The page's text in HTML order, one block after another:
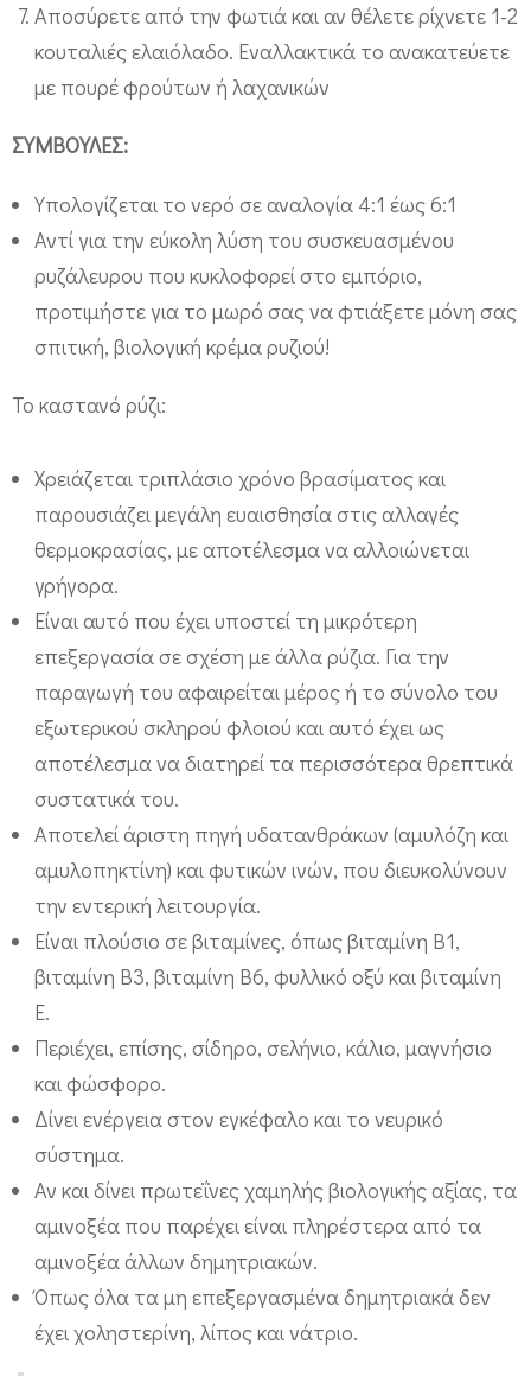
λ
ρ
Αποσύρετε από την φωτιά και αν θέλετε ρίχνετε 1-2
κουταλιές ελαιόλαδο. Εναλλακτικά το ανακατεύετε
με πουρέ φρούτων ή λαχανικών
ΣΥΜΒΟΥΛΕΣ:
Υπολογίζεται το νερό σε αναλογία 4:1 έως 6:1
Αντί για την εύκολη λύση του συσκευασμένου
ρυζάλευρου που κυκλοφορεί στο εμπόριο,
προτιμήστε για το μωρό σας να φτιάξετε μόνη σας
σπιτική, βιολογική κρέμα ρυζιού!
Το καστανό ρύζι:
Χρειάζεται τριπλάσιο χρόνο βρασίματος και
παρουσιάζει μεγάλη ευαισθησία στις αλλαγές
θερμοκρασίας, με αποτέλεσμα να αλλοιώνεται
γρήγορα.
Είναι αυτό που έχει υποστεί τη μικρότερη
επεξεργασία σε σχέση με άλλα ρύζια. Για την
παραγωγή του αφαιρείται μέρος ή το σύνολο του
εξωτερικού σκληρού φλοιού και αυτό έχει ως
αποτέλεσμα να διατηρεί τα περισσότερα θρεπτικά
συστατικά του.
Αποτελεί άριστη πηγή υδατανθράκων (αμυλόζη και
αμυλοπηκτίνη) και φυτικών ινών, που διευκολύνουν
την εντερική λειτουργία.
Είναι πλούσιο σε βιταμίνες, όπως βιταμίνη Β1,
βιταμίνη Β3, βιταμίνη Β6, φυλλικό οξύ και βιταμίνη
Ε.
Περιέχει, επίσης, σίδηρο, σελήνιο, κάλιο, μαγνήσιο
και φώσφορο.
Δίνει ενέργεια στον εγκέφαλο και το νευρικό
σύστημα.
Αν και δίνει πρωτεΐνες χαμηλής βιολογικής αξίας, τα
αμινοξέα που παρέχει είναι πληρέστερα από τα
αμινοξέα άλλων δημητριακών.
Όπως όλα τα μη επεξεργασμένα δημητριακά δεν
έχει χοληστερίνη, λίπος και νάτριο.